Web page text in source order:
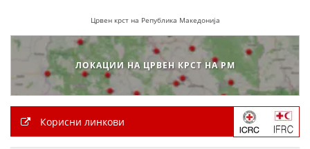
Црвен крст на Република Македонија
ЛОКАЦИИ НА ЦРВЕН КРСТ НА РМ
Корисни линкови